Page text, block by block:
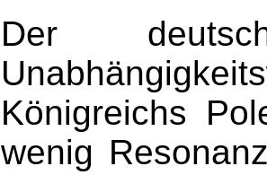
Der
Königreichs
wenig